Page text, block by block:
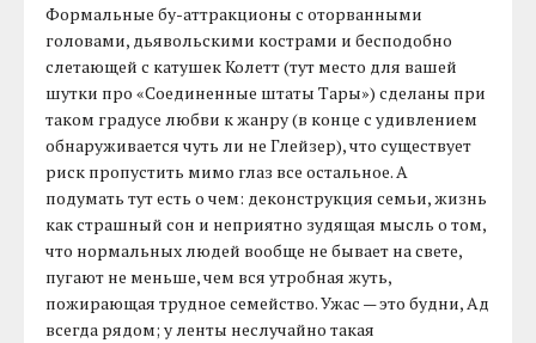
Формальные бу-аттракционы с оторванными
головами, дьявольскими кострами и бесподобно
слетающей с катушек Колетт (тут место для вашей
шутки про «Соединенные штаты Тары») сделаны при
таком градусе любви к жанру (в конце с удивлением
обнаруживается чуть ли не Глейзер), что существует
риск пропустить мимо глаз все остальное. А
подумать тут есть о чем: деконструкция семьи, жизнь
как страшный сон и неприятно зудящая мысль о том,
что нормальных людей вообще не бывает на свете,
пугают не меньше, чем вся утробная жуть,
пожирающая трудное семейство. Ужас — это будни, Ад
всегда рядом; у ленты неслучайно такая